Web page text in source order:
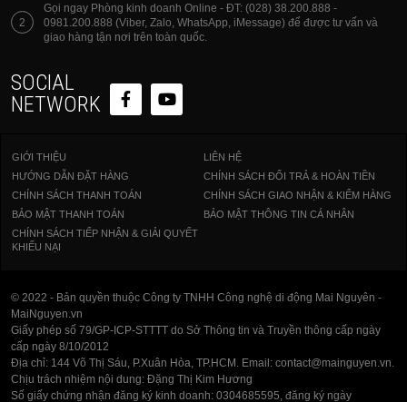
2
Gọi ngay Phòng kinh doanh Online - ĐT: (028) 38.200.888 -
0981.200.888 (Viber, Zalo, WhatsApp, iMessage) để được tư vấn và
giao hàng tận nơi trên toàn quốc.
SOCIAL
NETWORK
GIỚI THIỆU
LIÊN HỆ
HƯỚNG DẪN ĐẶT HÀNG
CHÍNH SÁCH ĐỔI TRẢ & HOÀN TIỀN
CHÍNH SÁCH THANH TOÁN
CHÍNH SÁCH GIAO NHẬN & KIỂM HÀNG
BẢO MẬT THANH TOÁN
BẢO MẬT THÔNG TIN CÁ NHÂN
CHÍNH SÁCH TIẾP NHẬN & GIẢI QUYẾT
KHIẾU NẠI
© 2022 - Bản quyền thuộc Công ty TNHH Công nghệ di động Mai Nguyên -
MaiNguyen.vn
Giấy phép số 79/GP-ICP-STTTT do Sở Thông tin và Truyền thông cấp ngày
cấp ngày 8/10/2012
Địa chỉ: 144 Võ Thị Sáu, P.Xuân Hòa, TP.HCM. Email: contact@mainguyen.vn.
Chịu trách nhiệm nội dung: Đặng Thị Kim Hương
Số giấy chứng nhận đăng ký kinh doanh: 0304685595, đăng ký ngày